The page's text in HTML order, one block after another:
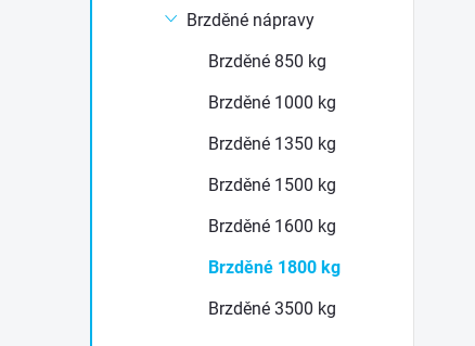
Brzděné nápravy
Brzděné 850 kg
Brzděné 1000 kg
Brzděné 1350 kg
Brzděné 1500 kg
Brzděné 1600 kg
Brzděné 1800 kg
Brzděné 3500 kg